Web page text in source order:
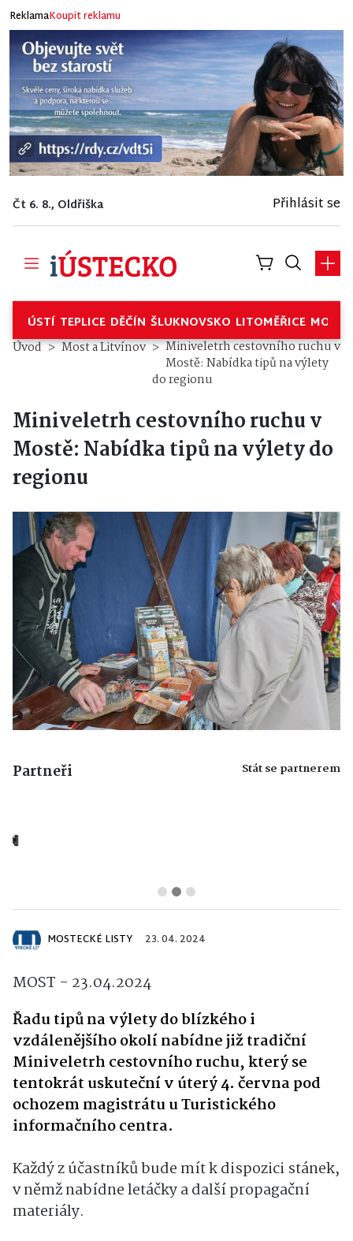
ReklamaKoupit reklamu
Čt 6. 8., Oldřiška Přihlásit se
ÚSTÍ TEPLICE DĚČÍN ŠLUKNOVSKO LITOMĚŘICE
Úvod Most a Litvínov
Miniveletrh cestovního ruchu v
Mostě: Nabídka tipů na výlety
do regionu
Miniveletrh cestovního ruchu v
Mostě: Nabídka tipů na výlety do
regionu
Partneři Stát se partnerem
MOSTECKÉ LISTY 23. 04. 2024
MOST - 23.04.2024
Řadu tipů na výlety do blízkého i
vzdálenějšího okolí nabídne již tradiční
Miniveletrh cestovního ruchu, který se
tentokrát uskuteční v úterý 4. června pod
ochozem magistrátu u Turistického
informačního centra.
Každý z účastníků bude mít k dispozici stánek,
v němž nabídne letáčky a další propagační
materiály.